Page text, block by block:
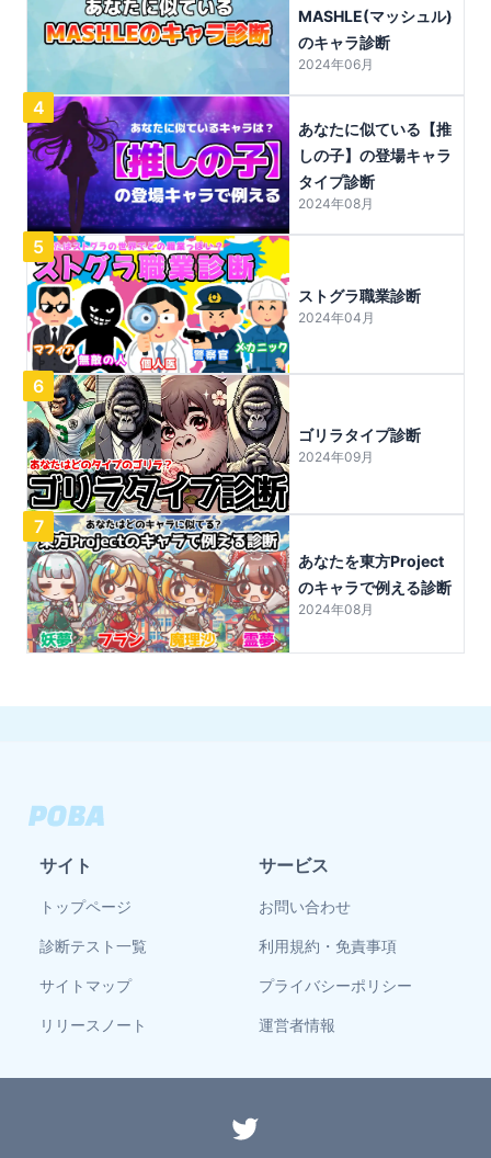
MASHLE(マッシュル)
のキャラ診断
2024年06月
4
あなたに似ている【推
しの子】の登場キャラ
タイプ診断
2024年08月
5
ストグラ職業診断
2024年04月
6
ゴリラタイプ診断
2024年09月
7
あなたを東方Project
のキャラで例える診断
2024年08月
サイト
トップページ
診断テスト一覧
サイトマップ
リリースノート
サービス
お問い合わせ
利用規約・免責事項
プライバシーポリシー
運営者情報